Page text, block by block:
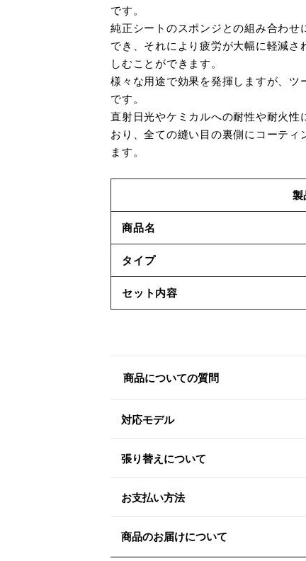
です。
純正シートのスポンジとの組み合わせ
でき、それにより疲労が大幅に軽減
しむことができます。
様々な用途で効果を発揮しますが、
です。
直射日光やケミカルへの耐性や耐火
おり、全ての縫い目の裏側にコーテ
ます。
製
商品名
タイプ
セット内容
商品についての質問
対応モデル
張り替えについて
お支払い方法
商品のお届けについて